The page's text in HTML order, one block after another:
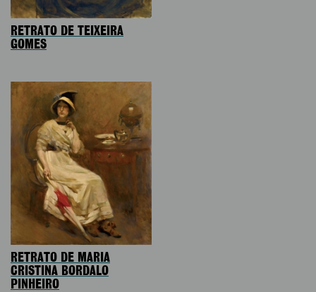
RETRATO DE TEIXEIRA
GOMES
RETRATO DE MARIA
CRISTINA BORDALO
PINHEIRO